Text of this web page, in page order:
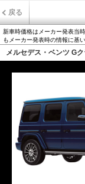
戻る
新車時価格はメーカー発表当
もメーカー発表時の情報に基い
メルセデス・ベンツ G